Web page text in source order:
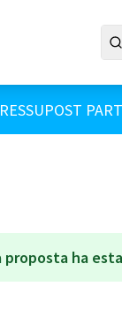
proposta ha